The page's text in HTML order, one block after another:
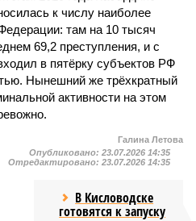
к числу наиболее
там на 10 тысяч
69,2 преступления, и с
в пятёрку субъектов РФ
Нынешний же трёхкратный
активности на этом
Галина Летова
Опубликовано: 23.07.2026 14:35
Отредактировано: 23.07.2026 14:35
В Кисловодске
готовятся к запуску